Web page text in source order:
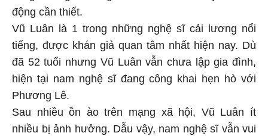
động cần thiết.
Vũ Luân là 1 trong những nghệ sĩ cải lương nổi
tiếng, được khán giả quan tâm nhất hiện nay. Dù
đã 52 tuổi nhưng Vũ Luân vẫn chưa lập gia đình,
hiện tại nam nghệ sĩ đang công khai hẹn hò với
Phương Lê.
Sau nhiều ồn ào trên mạng xã hội, Vũ Luân ít
nhiều bị ảnh hưởng. Dẫu vậy, nam nghệ sĩ vẫn vui